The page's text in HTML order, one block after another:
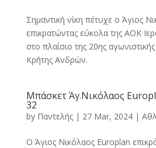
Σημαντική νίκη πέτυχε ο Άγιος
επικρατώντας εύκολα της ΑΟΚ
στο πλαίσιο της 20ης
Κρήτης Ανδρών.
Μπάσκετ Άγ.Νικόλαος
32
by Παντελής| 27 Mar, 2024|
Ο Άγιος Νικόλαος Europlan